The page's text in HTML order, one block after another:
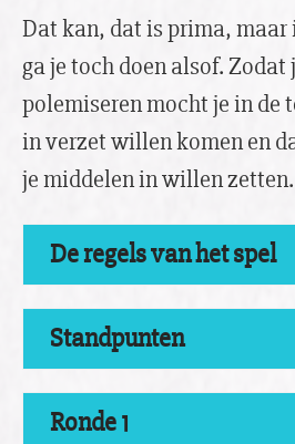
Dat kan, dat is prima, maar
ga je toch doen alsof.
polemiseren mocht je in de
in verzet willen komen en
je middelen in willen zetten.
De regels van het spel
Standpunten
Ronde 1